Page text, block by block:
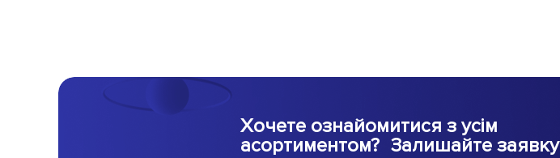
Хочете ознайомитися з усім
асортиментом? Залишайте заявку